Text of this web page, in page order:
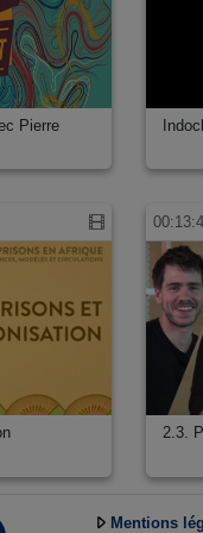
Pierre
2.3.
Mentions